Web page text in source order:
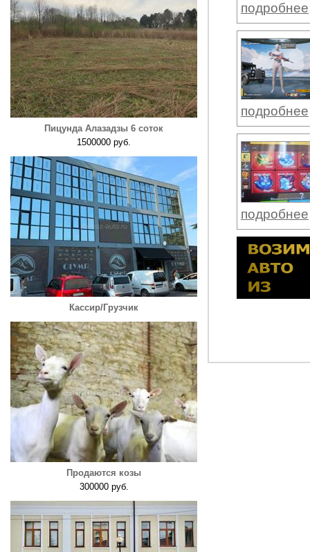
Пицунда Алазадзы 6 соток
1500000 руб.
Кассир/Грузчик
Продаются козы
300000 руб.
подробнее
подробнее
подробнее